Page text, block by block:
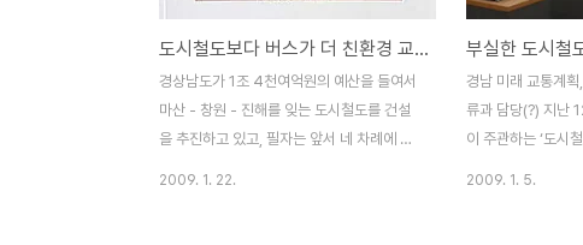
못하였거나 혹은 적자운영이 뻔한데도 경전
철을 도입하였을 것으로 생각됩니다. 김해시
는 어떤 경우인지 정확히 모르겠으나 전자이
기 때문에 완공 단계에 와서 운영적자 문제의
심각성이 대두되었다고 ..
열리는 동안 종합
활성화 계획이 없
대중교통 수요 감
및 유지에 따른 적
대목소리가 적지
도시철도보다 버스가 더 친환경 교통수단 !
경상남도가 1조 4천여억원의 예산을 들여서
마산 - 창원 - 진해를 잊는 도시철도를 건설
을 추진하고 있고, 필자는 앞서 네 차례에 걸
2009. 1. 22.
부실한 도시철
경남 미래 교통계
류과 담당(?) 지난
이 주관하는 ‘도시
2009. 1. 5.